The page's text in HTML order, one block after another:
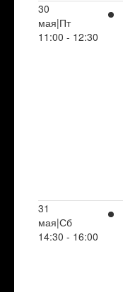
30
мая|Пт
11:00 - 12:30
31
мая|Сб
14:30 - 16:00